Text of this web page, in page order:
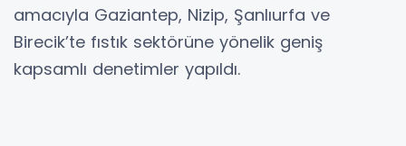
amacıyla Gaziantep, Nizip, Şanlıurfa ve
Birecik’te fıstık sektörüne yönelik geniş
kapsamlı denetimler yapıldı.